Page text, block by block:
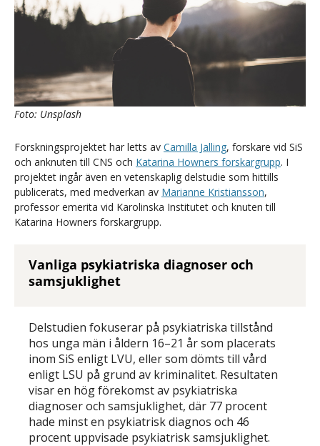
Foto: Unsplash
Forskningsprojektet har letts av Camilla Jalling, forskare vid SiS
och anknuten till CNS och Katarina Howners forskargrupp. I
projektet ingår även en vetenskaplig delstudie som hittills
publicerats, med medverkan av Marianne Kristiansson,
professor emerita vid Karolinska Institutet och knuten till
Katarina Howners forskargrupp.
Vanliga psykiatriska diagnoser och
samsjuklighet
Delstudien fokuserar på psykiatriska tillstånd
hos unga män i åldern 16–21 år som placerats
inom SiS enligt LVU, eller som dömts till vård
enligt LSU på grund av kriminalitet. Resultaten
visar en hög förekomst av psykiatriska
diagnoser och samsjuklighet, där 77 procent
hade minst en psykiatrisk diagnos och 46
procent uppvisade psykiatrisk samsjuklighet.